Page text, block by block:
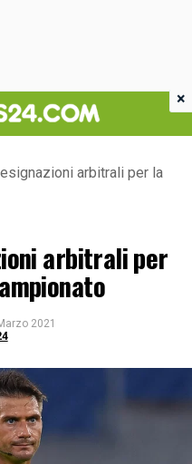
arbitrali per la
arbitrali per
2021
×